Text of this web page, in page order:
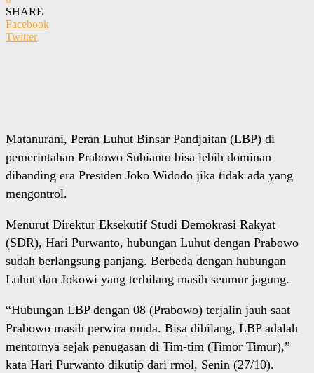
SHARE
Facebook
Twitter
Matanurani, Peran Luhut Binsar Pandjaitan (LBP) di
pemerintahan Prabowo Subianto bisa lebih dominan
dibanding era Presiden Joko Widodo jika tidak ada yang
mengontrol.
Menurut Direktur Eksekutif Studi Demokrasi Rakyat
(SDR), Hari Purwanto, hubungan Luhut dengan Prabowo
sudah berlangsung panjang. Berbeda dengan hubungan
Luhut dan Jokowi yang terbilang masih seumur jagung.
“Hubungan LBP dengan 08 (Prabowo) terjalin jauh saat
Prabowo masih perwira muda. Bisa dibilang, LBP adalah
mentornya sejak penugasan di Tim-tim (Timor Timur),”
kata Hari Purwanto dikutip dari rmol, Senin (27/10).